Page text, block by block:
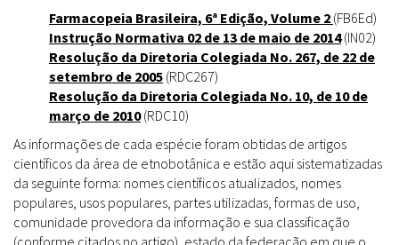
Farmacopeia Brasileira, 6ª Edição, Volume 2 (FB6Ed)
Instrução Normativa 02 de 13 de maio de 2014(IN02)
Resolução da Diretoria Colegiada No. 267, de 22 de
setembro de 2005 (RDC267)
Resolução da Diretoria Colegiada No. 10, de 10 de
março de 2010(RDC10)
As informações de cada espécie foram obtidas de artigos
científicos da área de etnobotânica e estão aqui sistematizadas
da seguinte forma: nomes científicos atualizados, nomes
populares, usos populares, partes utilizadas, formas de uso,
comunidade provedora da informação e sua classificação